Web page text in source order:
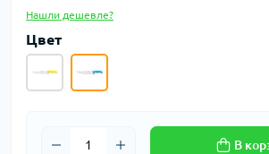
Нашли дешевле?
Цвет
В